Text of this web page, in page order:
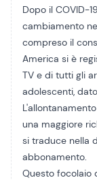
Dopo il COVID-19
cambiamento
compreso il
America si è
TV e di tutti gli
adolescenti,
una maggiore
si traduce nella
abbonamento.
Questo focolaio